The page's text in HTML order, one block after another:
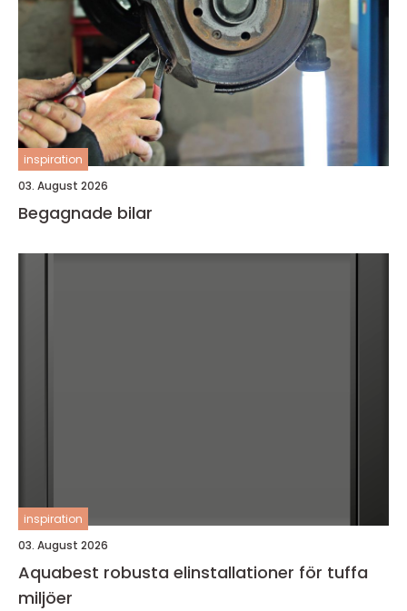
inspiration
03. August 2026
Begagnade bilar
inspiration
03. August 2026
Aquabest robusta elinstallationer för tuffa
miljöer